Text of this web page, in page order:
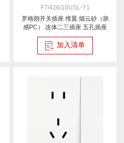
F7/426/10USL-Y1
罗格朗开关插座 维翼 烟云砂（肤
感PC） 连体二三插座 五孔插座
10A
加入清单